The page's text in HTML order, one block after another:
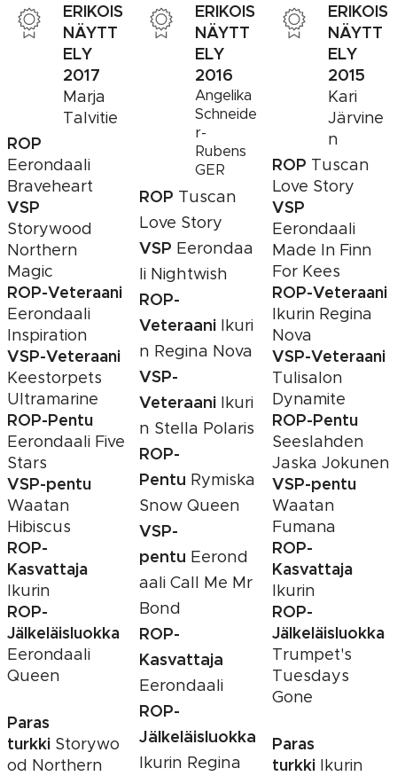
ERIKOIS
NÄYTT
ELY
2017
Marja
Talvitie
ROP
Eerondaali
Braveheart
VSP
Storywood
Northern
Magic
ROP-Veteraani
Eerondaali
Inspiration
VSP-Veteraani
Keestorpets
Ultramarine
ROP-Pentu
Eerondaali Five
Stars
VSP-pentu
Waatan
Hibiscus
ROP-
Kasvattaja
Ikurin
ROP-
Jälkeläisluokka
Eerondaali
Queen
Paras
turkki Storywo
od Northern
ERIKOIS
NÄYTT
ELY
2016
Angelika
Schneide
r-
Rubens
GER
ROP Tuscan
Love Story
VSP Eerondaa
li Nightwish
ROP-
Veteraani Ikuri
n Regina Nova
VSP-
Veteraani Ikuri
n Stella Polaris
ROP-
Pentu Rymiska
Snow Queen
VSP-
pentu Eerond
aali Call Me Mr
Bond
ROP-
Kasvattaja
Eerondaali
ROP-
Jälkeläisluokka
Ikurin Regina
ERIKOIS
NÄYTT
ELY
2015
Kari
Järvine
n
ROP Tuscan
Love Story
VSP
Eerondaali
Made In Finn
For Kees
ROP-Veteraani
Ikurin Regina
Nova
VSP-Veteraani
Tulisalon
Dynamite
ROP-Pentu
Seeslahden
Jaska Jokunen
VSP-pentu
Waatan
Fumana
ROP-
Kasvattaja
Ikurin
ROP-
Jälkeläisluokka
Trumpet's
Tuesdays
Gone
Paras
turkkiIkurin